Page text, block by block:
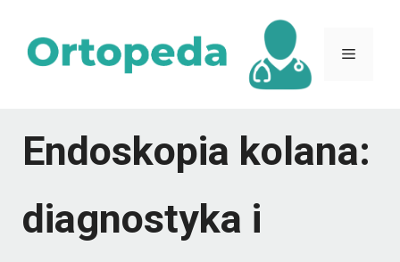
Menu
Endoskopia kolana:
diagnostyka i